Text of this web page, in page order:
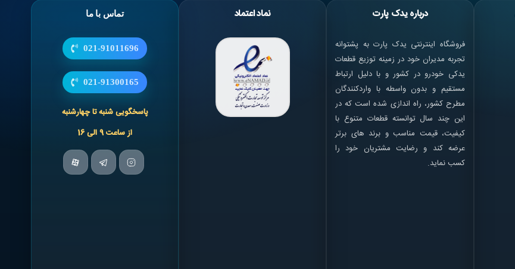
درباره یدک پارت
فروشگاه اینترنتی یدک پارت به پشتوانه
تجربه مدیران خود در زمینه توزیع قطعات
یدکی خودرو در کشور و با دلیل ارتباط
مستقیم و بدون واسطه با واردکنندگان
مطرح کشور، راه اندازی شده است که در
این چند سال توانسته قطعات متنوع با
کیفیت، قیمت مناسب و برند های برتر
عرضه کند و رضایت مشتریان خود را
کسب نماید.
نماد اعتماد تماس با ما
021-91011696
021-91300165
پاسخگویی شنبه تا چهارشنبه
از ساعت 9 الی 16